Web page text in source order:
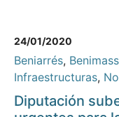
24/01/2020
Beniarrés,
Infraestructuras,
Diputación